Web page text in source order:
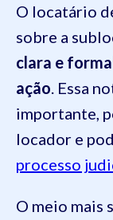
O locatário
sobre a
clara e
ação . Essa
importante,
locador e
processo
O meio mais